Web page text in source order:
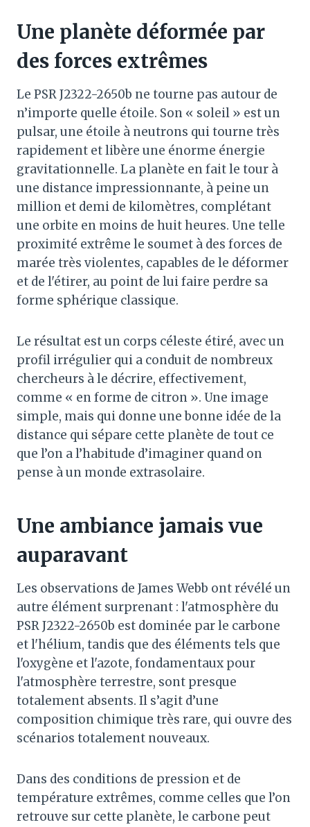
Une planète déformée par
des forces extrêmes
Le PSR J2322-2650b ne tourne pas autour de
n’importe quelle étoile. Son « soleil » est un
pulsar, une étoile à neutrons qui tourne très
rapidement et libère une énorme énergie
gravitationnelle. La planète en fait le tour à
une distance impressionnante, à peine un
million et demi de kilomètres, complétant
une orbite en moins de huit heures. Une telle
proximité extrême le soumet à des forces de
marée très violentes, capables de le déformer
et de l'étirer, au point de lui faire perdre sa
forme sphérique classique.
Le résultat est un corps céleste étiré, avec un
profil irrégulier qui a conduit de nombreux
chercheurs à le décrire, effectivement,
comme « en forme de citron ». Une image
simple, mais qui donne une bonne idée de la
distance qui sépare cette planète de tout ce
que l’on a l’habitude d’imaginer quand on
pense à un monde extrasolaire.
Une ambiance jamais vue
auparavant
Les observations de James Webb ont révélé un
autre élément surprenant : l'atmosphère du
PSR J2322-2650b est dominée par le carbone
et l'hélium, tandis que des éléments tels que
l'oxygène et l'azote, fondamentaux pour
l'atmosphère terrestre, sont presque
totalement absents. Il s’agit d’une
composition chimique très rare, qui ouvre des
scénarios totalement nouveaux.
Dans des conditions de pression et de
température extrêmes, comme celles que l’on
retrouve sur cette planète, le carbone peut